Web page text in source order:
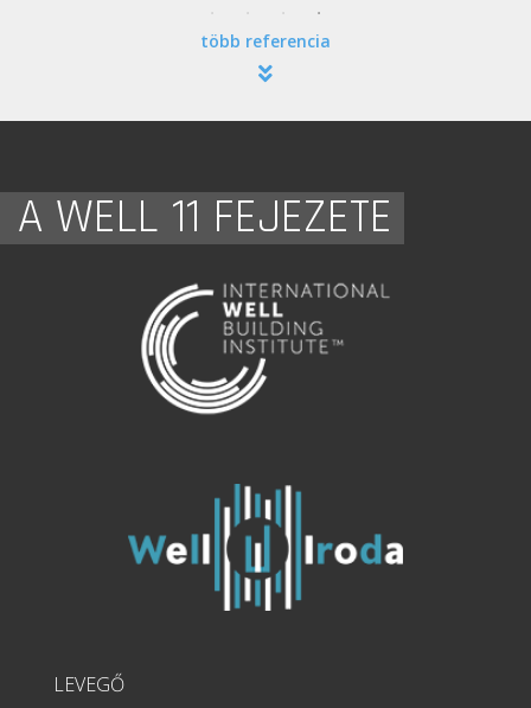
több referencia
A WELL 11 FEJEZETE
LEVEGŐ